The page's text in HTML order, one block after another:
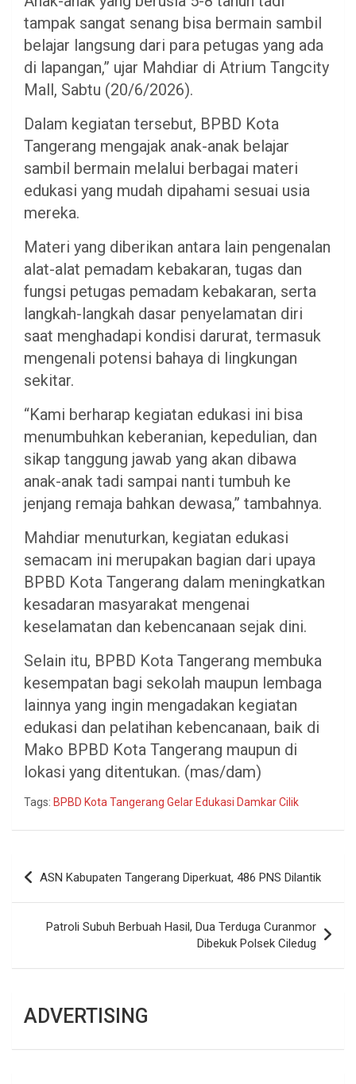
tampak sangat senang bisa bermain sambil
belajar langsung dari para petugas yang ada
di lapangan,” ujar Mahdiar di Atrium Tangcity
Mall, Sabtu (20/6/2026).
Dalam kegiatan tersebut, BPBD Kota
Tangerang mengajak anak-anak belajar
sambil bermain melalui berbagai materi
edukasi yang mudah dipahami sesuai usia
mereka.
Materi yang diberikan antara lain pengenalan
alat-alat pemadam kebakaran, tugas dan
fungsi petugas pemadam kebakaran, serta
langkah-langkah dasar penyelamatan diri
saat menghadapi kondisi darurat, termasuk
mengenali potensi bahaya di lingkungan
sekitar.
“Kami berharap kegiatan edukasi ini bisa
menumbuhkan keberanian, kepedulian, dan
sikap tanggung jawab yang akan dibawa
anak-anak tadi sampai nanti tumbuh ke
jenjang remaja bahkan dewasa,” tambahnya.
Mahdiar menuturkan, kegiatan edukasi
semacam ini merupakan bagian dari upaya
BPBD Kota Tangerang dalam meningkatkan
kesadaran masyarakat mengenai
keselamatan dan kebencanaan sejak dini.
Selain itu, BPBD Kota Tangerang membuka
kesempatan bagi sekolah maupun lembaga
lainnya yang ingin mengadakan kegiatan
edukasi dan pelatihan kebencanaan, baik di
Mako BPBD Kota Tangerang maupun di
lokasi yang ditentukan. (mas/dam)
Tags: BPBD Kota Tangerang Gelar Edukasi Damkar Cilik
Navigasi
pos
ASN Kabupaten Tangerang Diperkuat, 486 PNS Dilantik
Patroli Subuh Berbuah Hasil, Dua Terduga Curanmor
Dibekuk Polsek Ciledug
ADVERTISING